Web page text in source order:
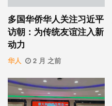
多国华侨华人关注习近平
访朝：为传统友谊注入新
动力
华人 2 月 之前